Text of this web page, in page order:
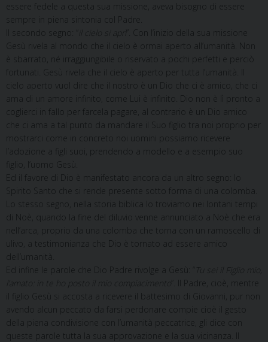
essere fedele a questa sua missione, aveva bisogno di essere
sempre in piena sintonia col Padre.
Il secondo segno: “
”. Con l’inizio della sua missione
Gesù rivela al mondo che il cielo è ormai aperto all’umanità. Non
è sbarrato, né irraggiungibile o riservato a pochi perfetti e perciò
fortunati. Gesù rivela che il cielo è aperto per tutta l’umanità. Il
cielo aperto vuol dire che il nostro è un Dio che ci è amico, che ci
ama di un amore infinito, come Lui è infinito. Dio non è lì pronto a
coglierci in fallo per farcela pagare, al contrario è un Dio amico
che ci ama a tal punto da mandare il Suo figlio tra noi proprio per
mostrarci come in concreto noi uomini possiamo ricevere
l’adozione a figli suoi, prendendo a modello e a esempio suo
figlio, l’uomo Gesù.
Ed il favore di Dio è manifestato ancora da un altro segno: lo
Spirito Santo che si rende presente sotto forma di una colomba.
Lo stesso segno, nella storia biblica lo troviamo nei lontani tempi
di Noè, quando la fine del diluvio venne annunciato a Noè che era
nell’arca, proprio da una colomba che torna con un ramoscello di
ulivo, a testimonianza che Dio è tornato ad essere amico
dell’umanità.
Ed infine le parole che Dio Padre rivolge a Gesù: “
”. Il Padre, cioè, mentre
il figlio Gesù si accosta a ricevere il battesimo di Giovanni, pur non
avendo alcun peccato da farsi perdonare compie cioè il gesto
della piena condivisione con l’umanità peccatrice, gli dice con
queste parole tutta la sua approvazione e la sua vicinanza. Il